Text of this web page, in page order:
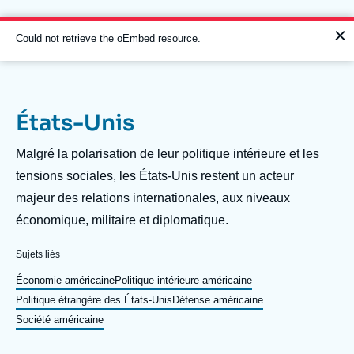
au
contenu
principal
Navigation
principale
L'Ifri
Analyses
Événements
À propos de l'Ifri
L'Ifri en bref Proche-Orient
Message
d'erreur
Could not retrieve the oEmbed resource.
États-Unis
Description
Malgré la polarisation de leur politique intérieure et les
tensions sociales, les États-Unis restent un acteur
majeur des relations internationales, aux niveaux
économique, militaire et diplomatique.
Sujets liés
Économie américainePolitique intérieure américaine
Politique étrangère des États-Unis Défense américaine
Société américaine